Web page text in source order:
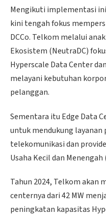
Mengikuti implementasi
kini tengah fokus
DCCo. Telkom melalui
Ekosistem (NeutraDC)
Hyperscale Data Center
melayani kebutuhan
pelanggan.
Sementara itu Edge Data
untuk mendukung
telekomunikasi dan
Usaha Kecil dan
Tahun 2024, Telkom akan
centernya dari 42 MW
peningkatan kapasitas